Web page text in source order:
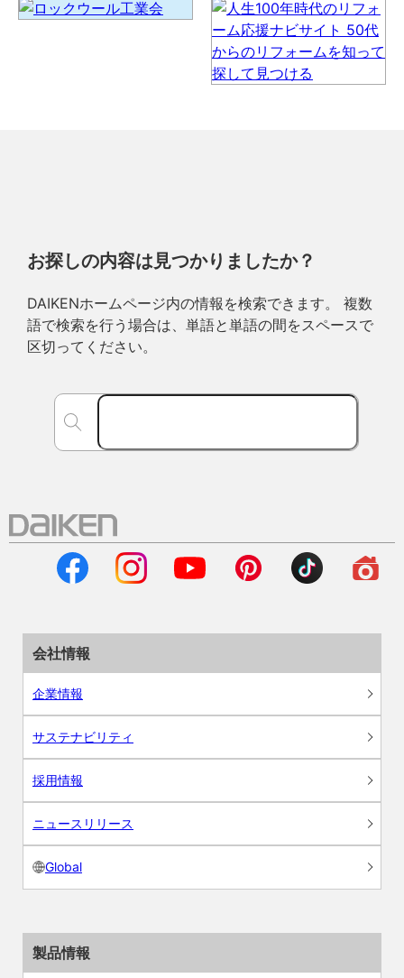
お探しの内容は見つかりましたか？
DAIKENホームページ内の情報を検索できます。 複数
語で検索を行う場合は、単語と単語の間をスペースで
区切ってください。
会社情報
企業情報
サステナビリティ
採用情報
ニュースリリース
Global
製品情報